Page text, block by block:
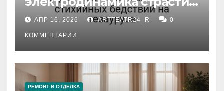
влияние анализа
стихийных бедствий на
тезауруса
АПР 16, 2026 ARTTEATR24_R 0
КОММЕНТАРИИ
РЕМОНТ И ОТДЕЛКА